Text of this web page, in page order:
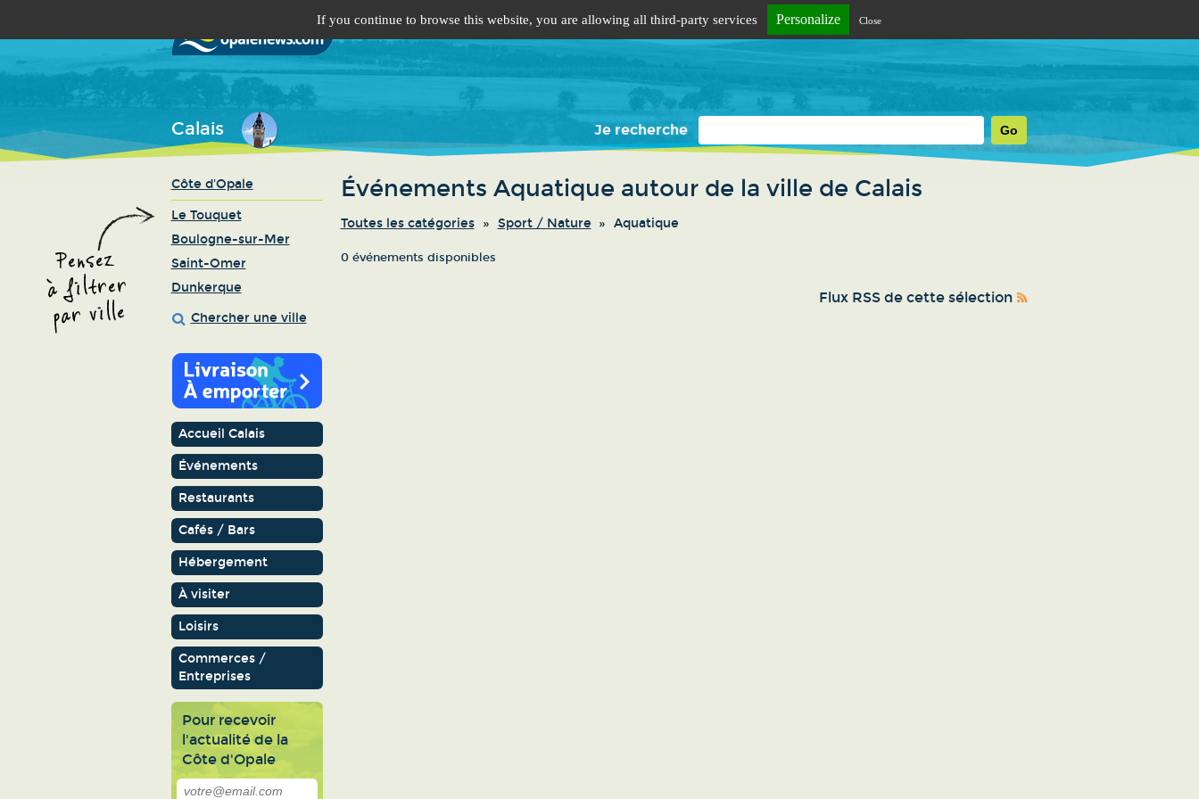
Calais Je recherche
Côte d'Opale
Le Touquet
Boulogne-sur-Mer
Saint-Omer
Dunkerque
Chercher une ville
Accueil Calais
Événements
Restaurants
Cafés / Bars
Hébergement
À visiter
Loisirs
Commerces /
Entreprises
Pour recevoir
l'actualité de la
Côte d'Opale
Événements Aquatique autour de la ville de Calais
Toutes les catégories Sport / Nature Aquatique
0 événements disponibles
Flux RSS de cette sélection
If you continue to browse this website, you are allowing all third-party services Personalize Close